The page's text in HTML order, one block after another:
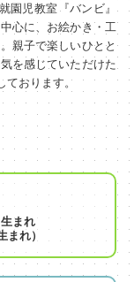
児教室『バンビ』
心に、お絵かき・工
親子で楽しいひとと
を感じていただけた
ております。
まれ
まれ）